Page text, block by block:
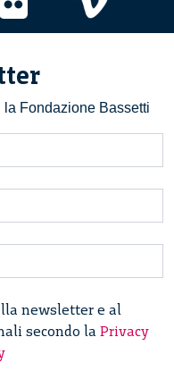
la Fondazione Bassetti
newsletter e al
secondo la Privacy